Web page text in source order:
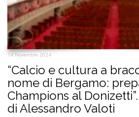
14 Novembre 2024
“Calcio e cultura a
nome di Bergamo:
Champions al
di Alessandro Valoti